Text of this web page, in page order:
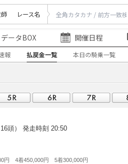
レース名
データBOX 開催日程
報 払戻金一覧 本日の騎乗一覧
16頭） 発走時刻 20:50
円 4着450,000円 5着300,000円